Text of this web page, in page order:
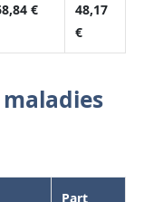
€
48,17
€
Part